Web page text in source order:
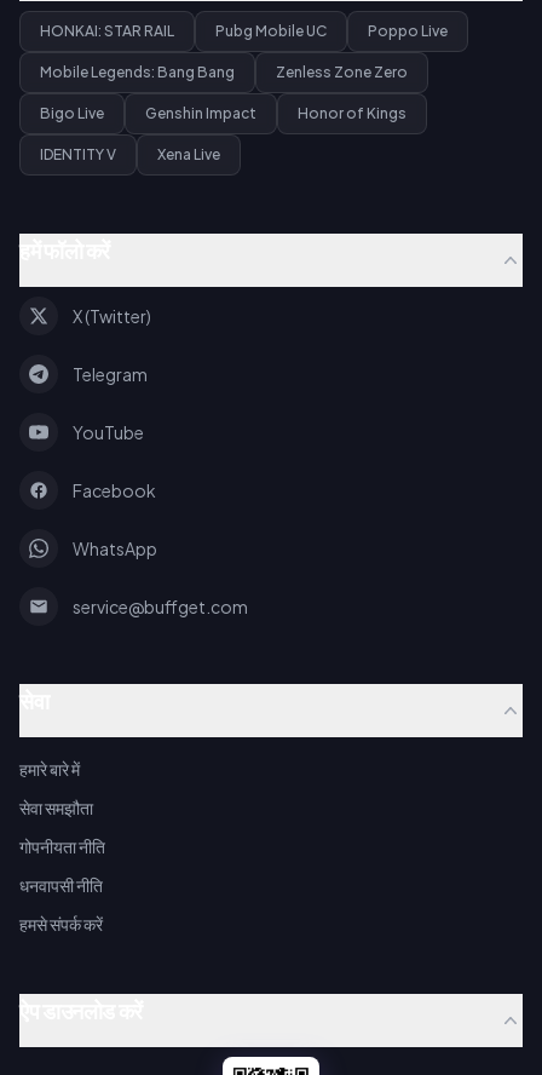
HONKAI: STAR RAIL Pubg Mobile UC Poppo Live
Mobile Legends: Bang Bang Zenless Zone Zero
Bigo Live Genshin Impact Honor of Kings
IDENTITY V Xena Live
X (Twitter)
Telegram
YouTube
Facebook
WhatsApp
service@buffget.com
हमारे बारे में
सेवा समझौता
गोपनीयता नीति
धनवापसी नीति
हमसे संपर्क करें